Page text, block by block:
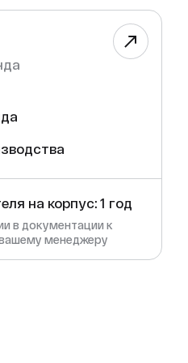
на корпус: 1 год
в документации к
менеджеру